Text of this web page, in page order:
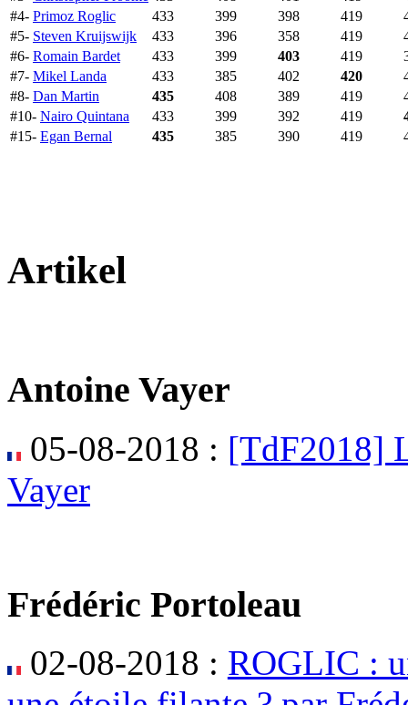
#4- Primoz Roglic 433 399 398 419
#5- Steven Kruijswijk 433 396 358 419
#6- Romain Bardet 433 399 403 419
#7- Mikel Landa 433 385 402 420
#8- Dan Martin 435 408 389 419
#10- Nairo Quintana 433 399 392 419
#15- Egan Bernal 435 385 390 419
Artikel
Antoine Vayer
05-08-2018 : [TdF2018]
Vayer
Frédéric Portoleau
02-08-2018 : ROGLIC :